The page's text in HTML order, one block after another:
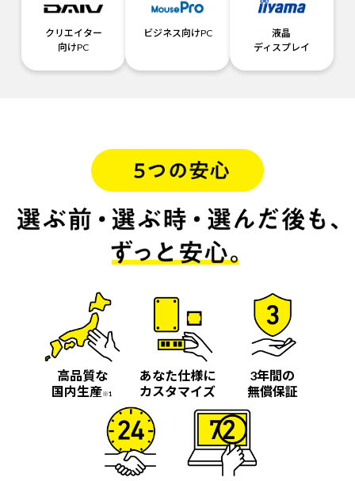
クリエイター
向けPC
ビジネス向けPC
液晶
ディスプレイ
高品質な
国内生産※1
あなた仕様に
カスタマイズ
3年間の
無償保証